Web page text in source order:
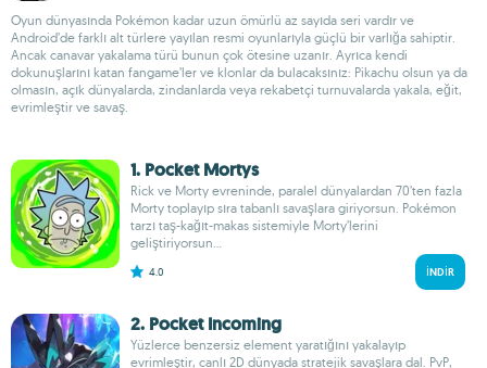
Oyun dünyasında Pokémon kadar uzun ömürlü az sayıda seri vardır ve
Android’de farklı alt türlere yayılan resmi oyunlarıyla güçlü bir varlığa sahiptir.
Ancak canavar yakalama türü bunun çok ötesine uzanır. Ayrıca kendi
dokunuşlarını katan fangame’ler ve klonlar da bulacaksınız: Pikachu olsun ya da
olmasın, açık dünyalarda, zindanlarda veya rekabetçi turnuvalarda yakala, eğit,
evrimleştir ve savaş.
1. Pocket Mortys
Rick ve Morty evreninde, paralel dünyalardan 70’ten fazla
Morty toplayıp sıra tabanlı savaşlara giriyorsun. Pokémon
tarzı taş-kağıt-makas sistemiyle Morty’lerini
geliştiriyorsun...
4.0 İNDIR
2. Pocket Incoming
Yüzlerce benzersiz element yaratığını yakalayıp
evrimleştir, canlı 2D dünyada stratejik savaşlara dal. PvP,